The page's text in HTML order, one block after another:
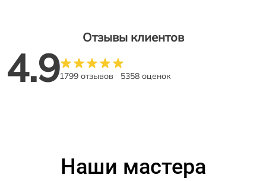
Отзывы клиентов
4.91799 отзывов 5358 оценок
Наши мастера